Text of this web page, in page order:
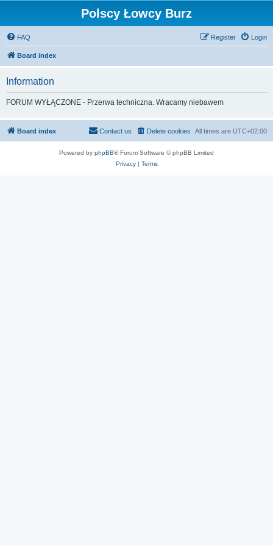
Polscy Łowcy Burz
FAQ Login
Register
Board index
Information
FORUM WYŁĄCZONE - Przerwa techniczna. Wracamy niebawem
Board index All times are UTC+02:00
Delete cookies
Contact us
Powered by phpBB® Forum Software © phpBB Limited
Privacy| Terms